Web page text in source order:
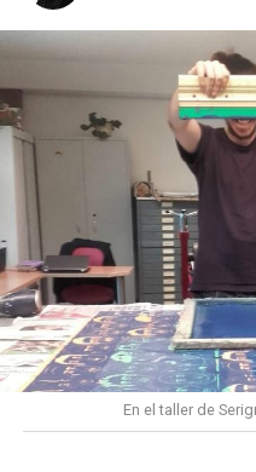
En el taller de